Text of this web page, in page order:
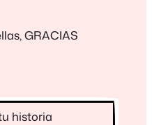
GRACIAS
historia